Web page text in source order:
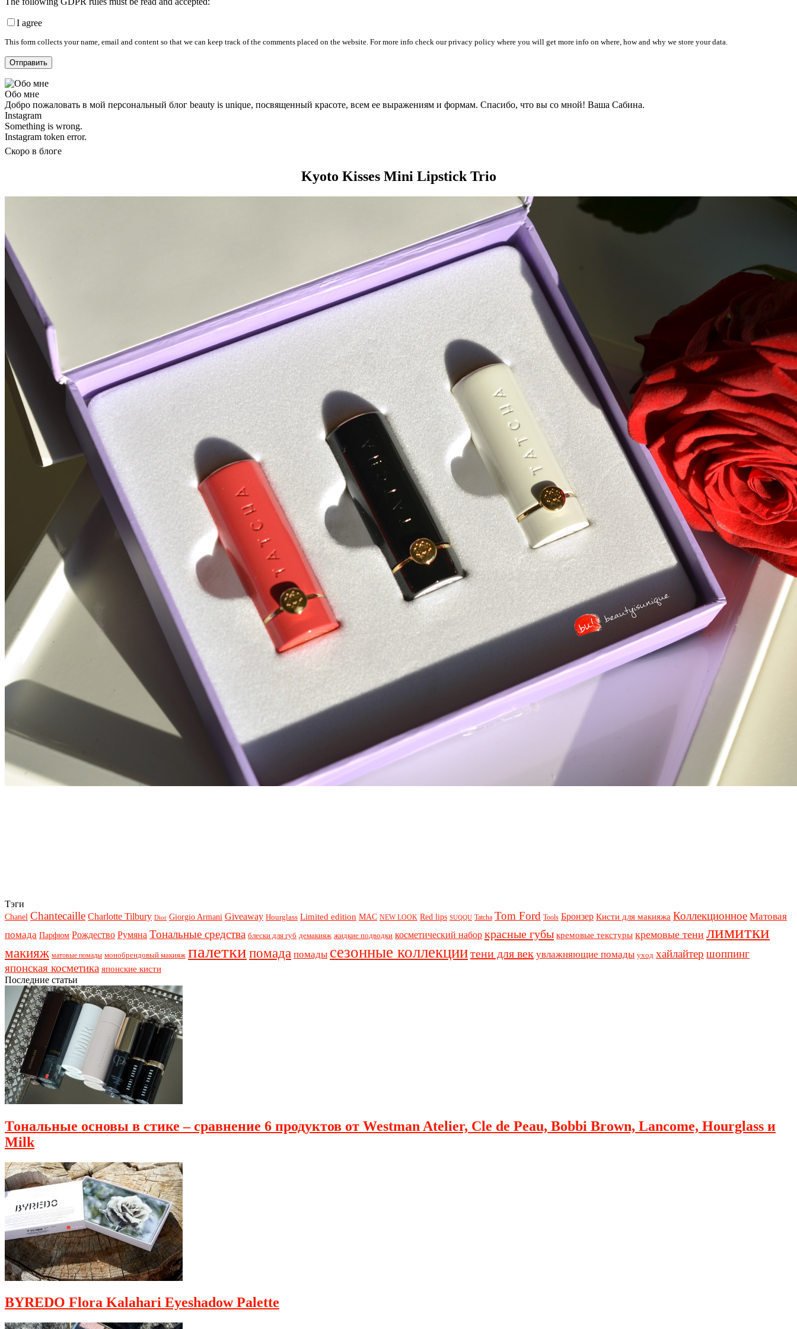
I agree
This form collects your name, email and content so that we can keep track of the comments placed on the website. For more info check our privacy policy where you will get more info on where, how and why we store your data.
Обо мне
Добро пожаловать в мой персональный блог beauty is unique, посвященный красоте, всем ее выражениям и формам. Спасибо, что вы со мной! Ваша Сабина.
Instagram
Something is wrong.
Instagram token error.
Скоро в блоге
Kyoto Kisses Mini Lipstick Trio
Тэги
Chanel Chantecaille Charlotte Tilbury Dior Giorgio Armani Giveaway Hourglass Limited edition MAC NEW LOOK Red lips SUQQU Tatcha Tom Ford Tools Бронзер Кисти для макияжа Коллекционное Матовая
помада Парфюм Рождество Румяна Тональные средства блески для губ демакияж жидкие подводки косметический набор красные губы кремовые текстуры кремовые тени лимитки
макияж матовые помады монобрендовый макияж палеткипомада помады сезонные коллекциитени для век увлажняющие помады уход хайлайтер шоппинг
японская косметика японские кисти
Последние статьи
Тональные основы в стике – сравнение 6 продуктов от Westman Atelier, Cle de Peau, Bobbi Brown, Lancome, Hourglass и
Milk
BYREDO Flora Kalahari Eyeshadow Palette